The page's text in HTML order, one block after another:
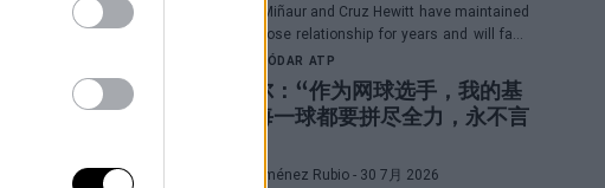
Álex de Miñaur and Cruz Hewitt have maintained
a very close relationship for years and will face
each other in Washington in a duel that
promises great emotions.
RAFAEL JÓDAR ATP
洛达尔：“作为网球选手，我的基
因是每一球都要拼尽全力，永不言
Diego Jiménez Rubio- 30 7月 2026